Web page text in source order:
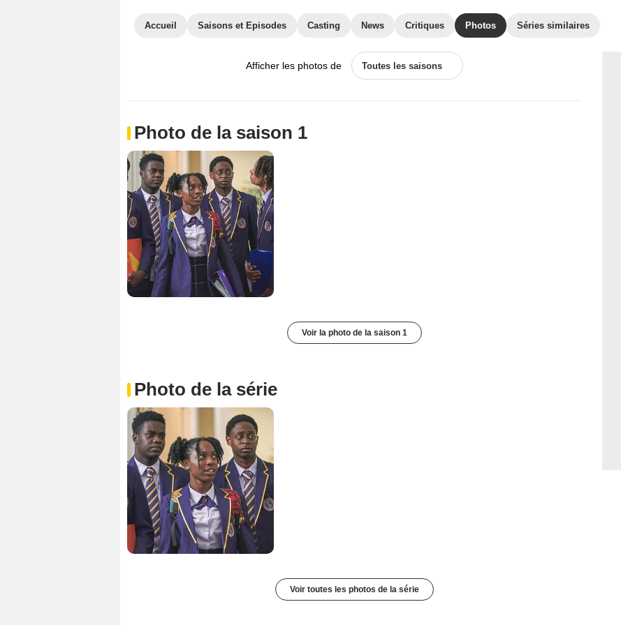
Accueil Saisons et Episodes Casting News Critiques Photos Séries similaires
Afficher les photos de Toutes les saisons
Photo de la saison 1
Voir la photo de la saison 1
Photo de la série
Voir toutes les photos de la série